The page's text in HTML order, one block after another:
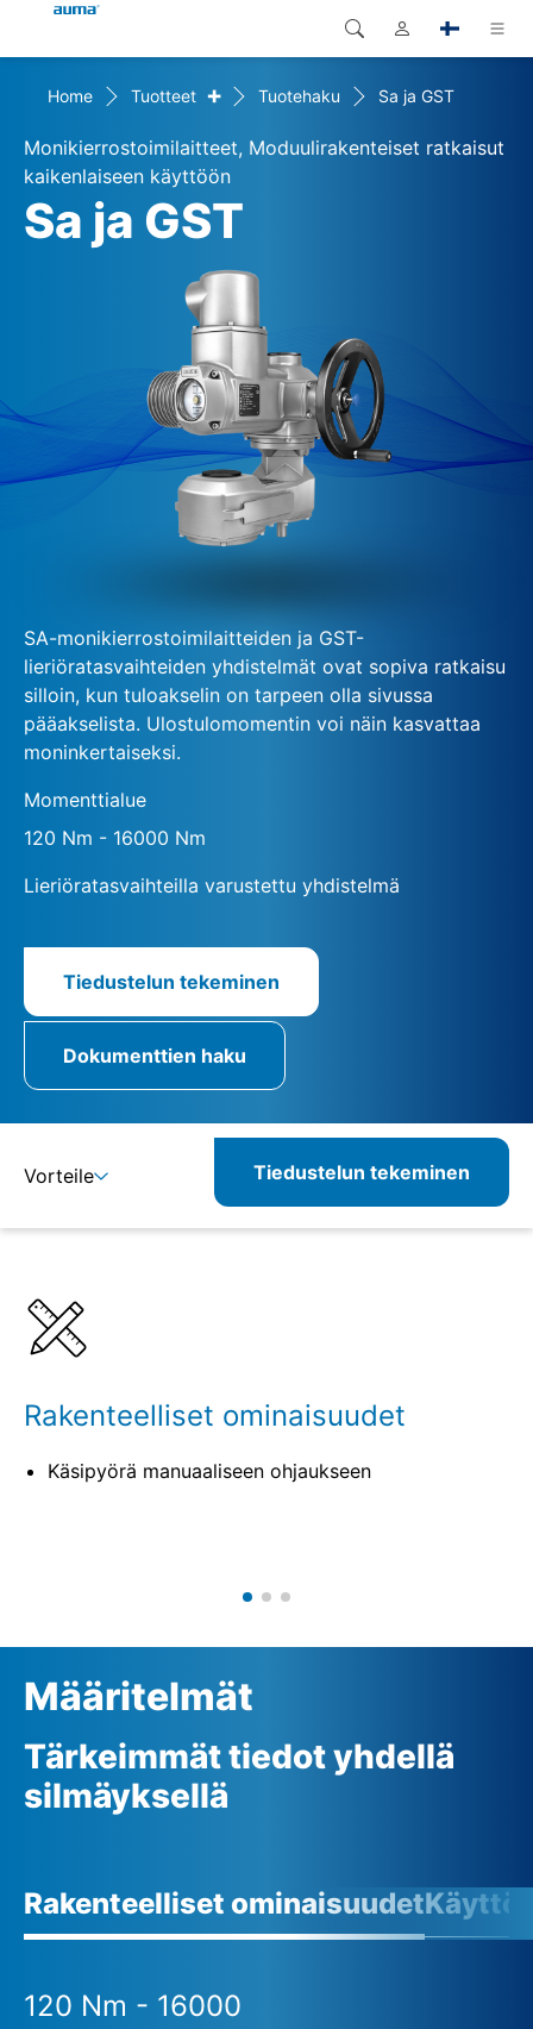
Tuotteet
Ratkaisut
Dokumentit
Yhteystiedot
Global
Eurooppa
Aasia ja Tyynen valtameren
Pohjois-Amerikka
Haku
Home Tuotteet + Tuotehaku Sa ja GST
Monikierrostoimilaitteet, Moduulirakenteiset ratkaisut
kaikenlaiseen käyttöön
Sa ja GST
SA-monikierrostoimilaitteiden ja GST-
lieriöratasvaihteiden yhdistelmät ovat sopiva ratkaisu
silloin, kun tuloakselin on tarpeen olla sivussa
pääakselista. Ulostulomomentin voi näin kasvattaa
moninkertaiseksi.
Momenttialue
120 Nm - 16000 Nm
Lieriöratasvaihteilla varustettu yhdistelmä
Tiedustelun tekeminen
Dokumenttien haku
Vorteile
Vastaavat tuotteet
Tiedustelun tekeminen
Rakenteelliset ominaisuudet
Käsipyörä manuaaliseen ohjaukseen
Määritelmät
Tärkeimmät tiedot yhdellä
silmäyksellä
Rakenteelliset ominaisuudet
120 Nm - 16000